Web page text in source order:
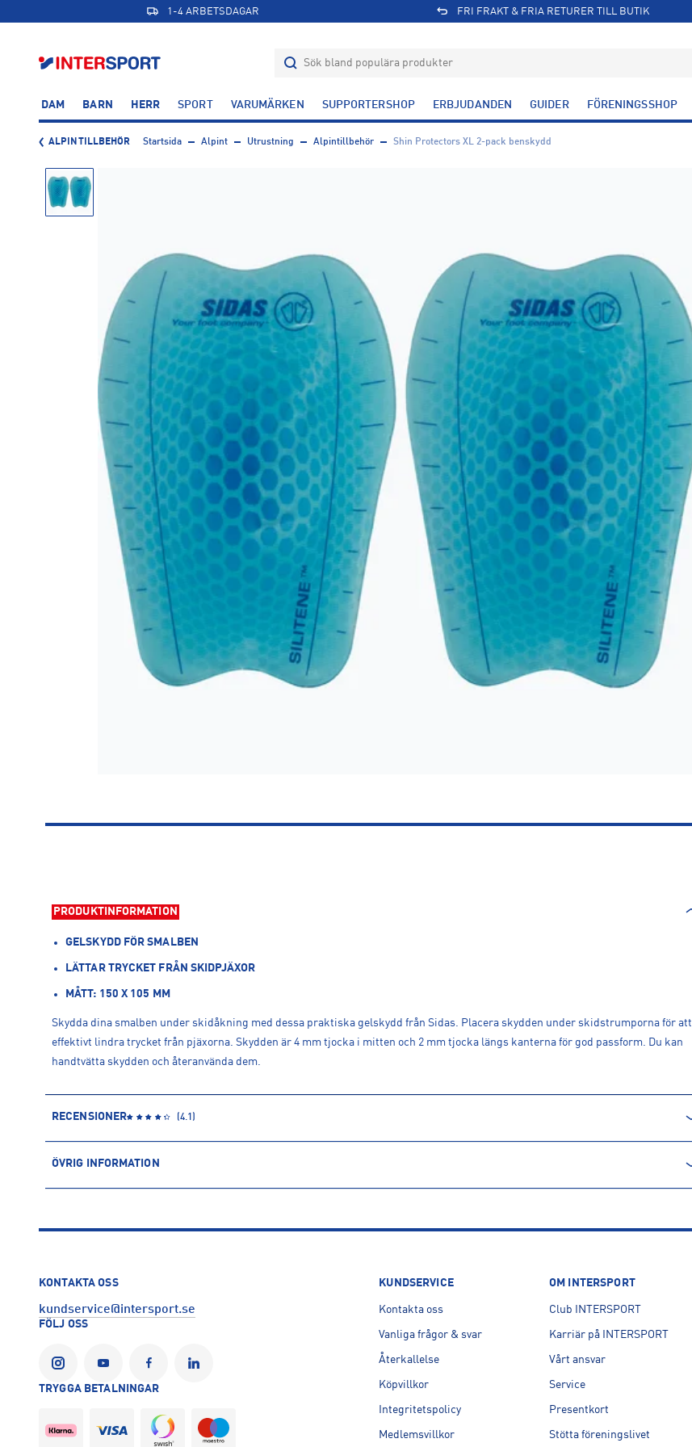
1-4 ARBETSDAGAR FRI FRAKT & FRIA RETURER TILL BUTIK
DAM BARN HERR SPORT VARUMÄRKEN SUPPORTERSHOP ERBJUDANDEN GUIDER FÖRENINGSSHOP
ALPINTILLBEHÖR Startsida Alpint Utrustning Alpintillbehör Shin Protectors XL 2-pack benskydd
PRODUKTINFORMATION
GELSKYDD FÖR SMALBEN
LÄTTAR TRYCKET FRÅN SKIDPJÄXOR
MÅTT: 150 X 105 MM
Skydda dina smalben under skidåkning med dessa praktiska gelskydd från Sidas. Placera skydden under skidstrumporna för att
effektivt lindra trycket från pjäxorna. Skydden är 4 mm tjocka i mitten och 2 mm tjocka längs kanterna för god passform. Du kan
handtvätta skydden och återanvända dem.
RECENSIONER (4.1 )
ÖVRIG INFORMATION
Leverantörens produktnummer: ASKINSHINPROTXL16
Tillverkaradress: Dalstigen 6 Fotåsen, 523 45, Ulricehamn, SE
KONTAKTA OSS
kundservice@intersport.se
FÖLJ OSS
TRYGGA BETALNINGAR
KUNDSERVICE
Kontakta oss
Vanliga frågor & svar
Återkallelse
Köpvillkor
Integritetspolicy
Medlemsvillkor
OM INTERSPORT
Club INTERSPORT
Karriär på INTERSPORT
Vårt ansvar
Service
Presentkort
Stötta föreningslivet